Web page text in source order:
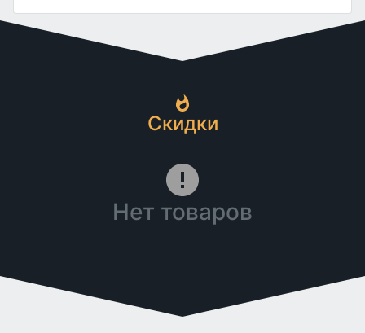
Скидки
Нет товаров